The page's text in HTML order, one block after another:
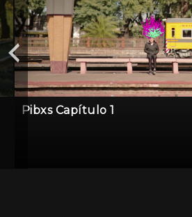
Pibxs Capítulo 1